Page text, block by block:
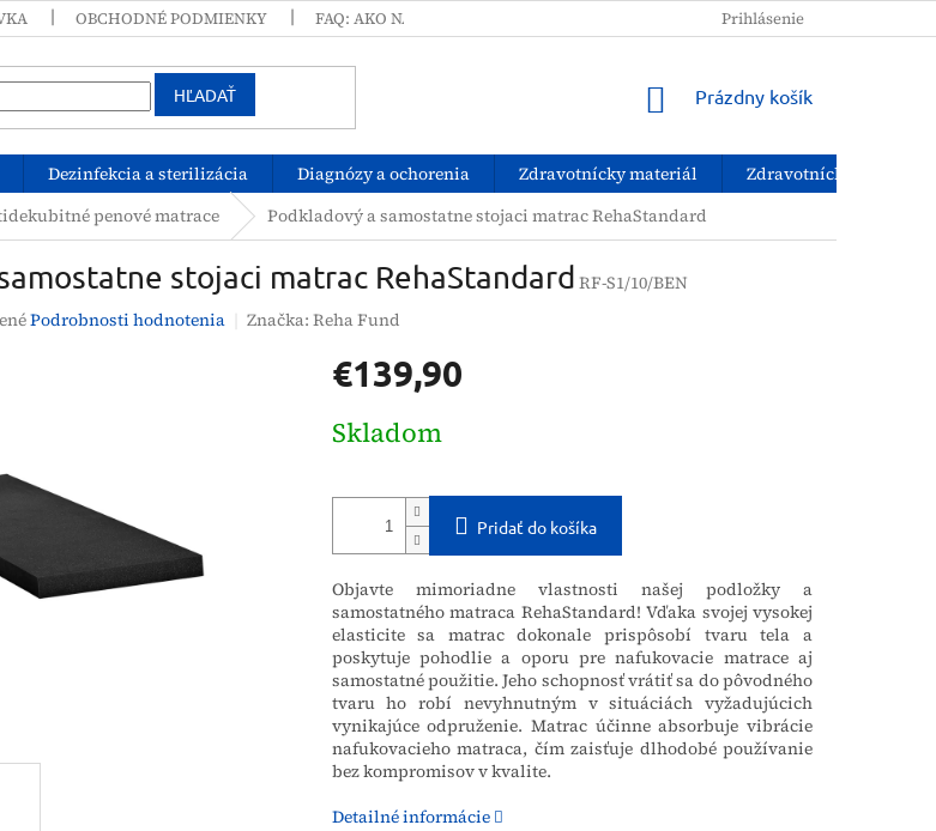
OBCHODNÉ PODMIENKY FAQ: AKO NAKUPOVAŤ? PODMIENKY OCHRANY OSOBNÝCH ÚDAJOV
Prihlásenie
HĽADAŤ
NÁKUPNÝ
Prázdny košík
Dezinfekcia a sterilizácia Diagnózy a ochorenia Zdravotnícky materiál
Zdravotnícke pomôcky
penové matrace Podkladový a samostatne stojaci matrac RehaStandard
stojaci matrac RehaStandard RF-S1/10/BEN
Podrobnosti hodnotenia Značka: Reha Fund
€139,90
cena:
Skladom
Pridať do košíka
Objavte mimoriadne vlastnosti našej podložky a
samostatného matraca RehaStandard! Vďaka svojej vysokej
elasticite sa matrac dokonale prispôsobí tvaru tela a
poskytuje pohodlie a oporu pre nafukovacie matrace aj
samostatné použitie. Jeho schopnosť vrátiť sa do pôvodného
tvaru ho robí nevyhnutným v situáciách vyžadujúcich
vynikajúce odpruženie. Matrac účinne absorbuje vibrácie
nafukovacieho matraca, čím zaisťuje dlhodobé používanie
bez kompromisov v kvalite.
Detailné informácie